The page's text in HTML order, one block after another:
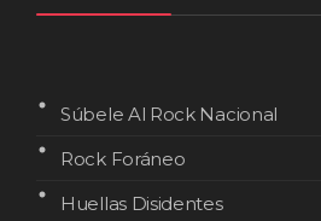
Súbele Al Rock Nacional
Rock Foráneo
Huellas Disidentes